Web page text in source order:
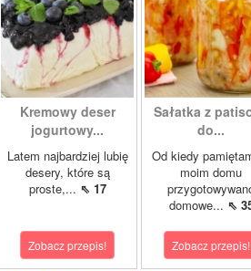
Kremowy deser
jogurtowy...
Latem najbardziej lubię
desery, które są
proste,... ⇖ 17
Zobacz przepis!
Sałatka z
do...
Od kiedy
moim domu
domowe... ⇖
Zobacz przepis!